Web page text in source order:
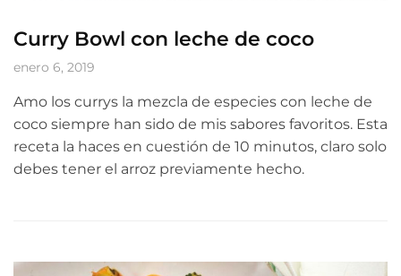
Curry Bowl con leche de coco
enero 6, 2019
Amo los currys la mezcla de especies con leche de
coco siempre han sido de mis sabores favoritos. Esta
receta la haces en cuestión de 10 minutos, claro solo
debes tener el arroz previamente hecho.